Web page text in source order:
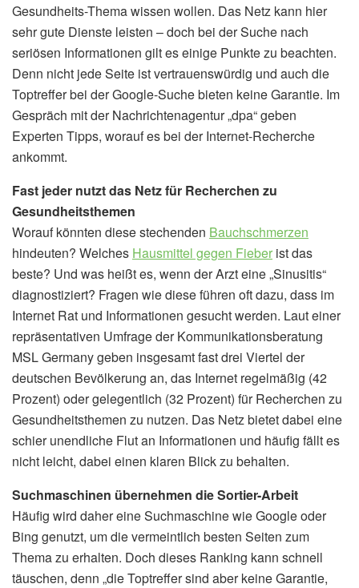
Gesundheits-Thema wissen wollen. Das Netz kann hier
sehr gute Dienste leisten – doch bei der Suche nach
seriösen Informationen gilt es einige Punkte zu beachten.
Denn nicht jede Seite ist vertrauenswürdig und auch die
Toptreffer bei der Google-Suche bieten keine Garantie. Im
Gespräch mit der Nachrichtenagentur „dpa“ geben
Experten Tipps, worauf es bei der Internet-Recherche
ankommt.
Fast jeder nutzt das Netz für Recherchen zu
Gesundheitsthemen
Worauf könnten diese stechenden Bauchschmerzen
hindeuten? Welches Hausmittel gegen Fieber ist das
beste? Und was heißt es, wenn der Arzt eine „Sinusitis“
diagnostiziert? Fragen wie diese führen oft dazu, dass im
Internet Rat und Informationen gesucht werden. Laut einer
repräsentativen Umfrage der Kommunikationsberatung
MSL Germany geben insgesamt fast drei Viertel der
deutschen Bevölkerung an, das Internet regelmäßig (42
Prozent) oder gelegentlich (32 Prozent) für Recherchen zu
Gesundheitsthemen zu nutzen. Das Netz bietet dabei eine
schier unendliche Flut an Informationen und häufig fällt es
nicht leicht, dabei einen klaren Blick zu behalten.
Suchmaschinen übernehmen die Sortier-Arbeit
Häufig wird daher eine Suchmaschine wie Google oder
Bing genutzt, um die vermeintlich besten Seiten zum
Thema zu erhalten. Doch dieses Ranking kann schnell
täuschen, denn „die Toptreffer sind aber keine Garantie,